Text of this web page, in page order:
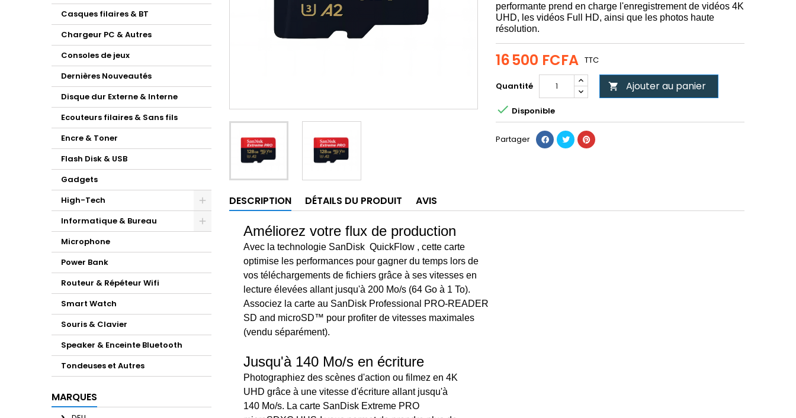
Casques filaires & BT
Chargeur PC & Autres
Consoles de jeux
Dernières Nouveautés
Disque dur Externe & Interne
Ecouteurs filaires & Sans fils
Encre & Toner
Flash Disk & USB
Gadgets
High-Tech
Informatique & Bureau
Microphone
Power Bank
Routeur & Répéteur Wifi
Smart Watch
Souris & Clavier
Speaker & Enceinte Bluetooth
Tondeuses et Autres
MARQUES
performante prend en charge l'enregistrement de vidéos 4K
UHD, les vidéos Full HD, ainsi que les photos haute
résolution.
16 500 FCFA TTC
Quantité  Ajouter au panier
 Disponible
Partager
DESCRIPTION DÉTAILS DU PRODUIT AVIS
Améliorez votre flux de production
Avec la technologie SanDisk QuickFlow , cette carte
optimise les performances pour gagner du temps lors de
vos téléchargements de fichiers grâce à ses vitesses en
lecture élevées allant jusqu'à 200 Mo/s (64 Go à 1 To).
Associez la carte au SanDisk Professional PRO-READER
SD and microSD™ pour profiter de vitesses maximales
(vendu séparément).
Jusqu'à 140 Mo/s en écriture
Photographiez des scènes d'action ou filmez en 4K
UHD grâce à une vitesse d'écriture allant jusqu'à
140 Mo/s. La carte SanDisk Extreme PRO